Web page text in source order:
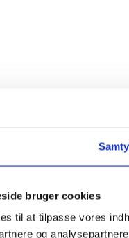
bruger cookies
til at tilpasse vores
og